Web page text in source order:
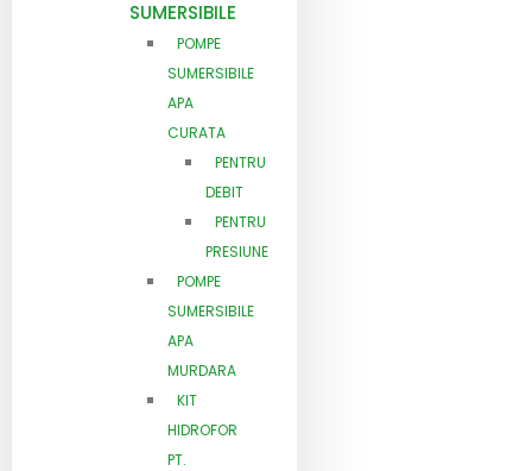
SUMERSIBILE
POMPE
SUMERSIBILE
APA
CURATA
PENTRU
DEBIT
PENTRU
PRESIUNE
POMPE
SUMERSIBILE
APA
MURDARA
KIT
HIDROFOR
PT.